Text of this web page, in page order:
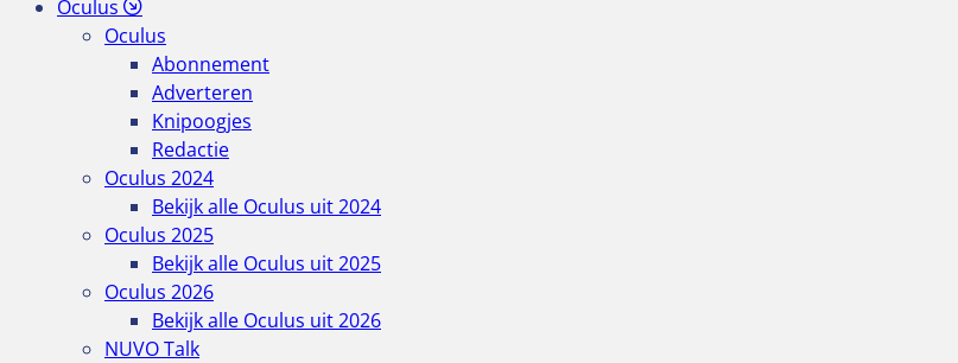
Oculus
Oculus
Abonnement
Adverteren
Knipoogjes
Redactie
Oculus 2024
Bekijk alle Oculus uit 2024
Oculus 2025
Bekijk alle Oculus uit 2025
Oculus 2026
Bekijk alle Oculus uit 2026
NUVO Talk